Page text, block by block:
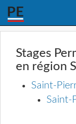
Stages
en région
Saint-
Saint-